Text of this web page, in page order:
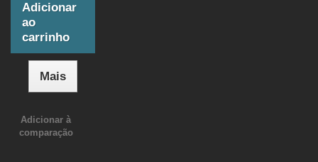
Adicionar
ao
carrinho
Mais
Adicionar à
comparação